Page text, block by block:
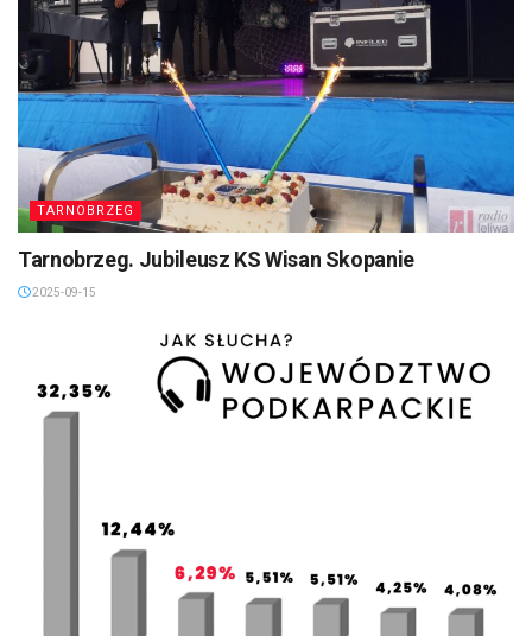
TARNOBRZEG
Tarnobrzeg. Jubileusz KS Wisan Skopanie
2025-09-15